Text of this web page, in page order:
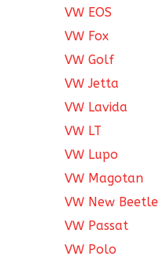
VW EOS
VW Fox
VW Golf
VW Jetta
VW Lavida
VW LT
VW Lupo
VW Magotan
VW New Beetle
VW Passat
VW Polo